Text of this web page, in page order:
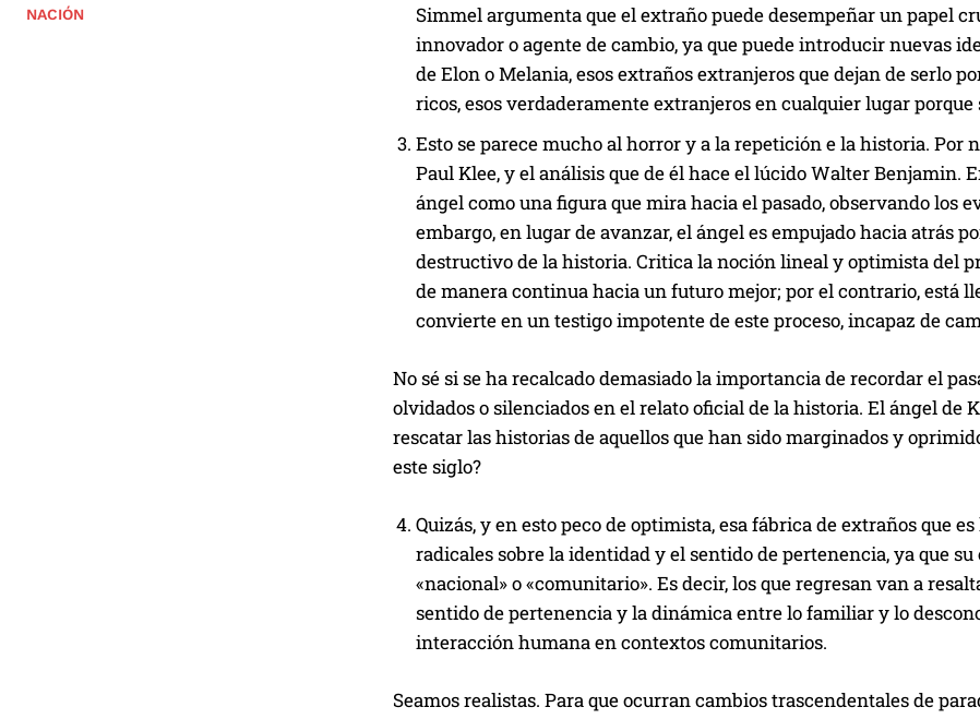
NACIÓN
Simmel argumenta que el extraño puede desempeñar un papel
innovador o agente de cambio, ya que puede introducir nuevas
de Elon o Melania, esos extraños extranjeros que dejan de serlo
ricos, esos verdaderamente extranjeros en cualquier lugar porque
Esto se parece mucho al horror y a la repetición e la historia. Por
Paul Klee, y el análisis que de él hace el lúcido Walter Benjamin.
ángel como una figura que mira hacia el pasado, observando los
embargo, en lugar de avanzar, el ángel es empujado hacia atrás
destructivo de la historia. Critica la noción lineal y optimista del
de manera continua hacia un futuro mejor; por el contrario, está
convierte en un testigo impotente de este proceso, incapaz de
No sé si se ha recalcado demasiado la importancia de recordar el
olvidados o silenciados en el relato oficial de la historia. El ángel de
rescatar las historias de aquellos que han sido marginados y
este siglo?
Quizás, y en esto peco de optimista, esa fábrica de extraños que
radicales sobre la identidad y el sentido de pertenencia, ya que
«nacional» o «comunitario». Es decir, los que regresan van a
sentido de pertenencia y la dinámica entre lo familiar y lo
interacción humana en contextos comunitarios.
Seamos realistas. Para que ocurran cambios trascendentales de